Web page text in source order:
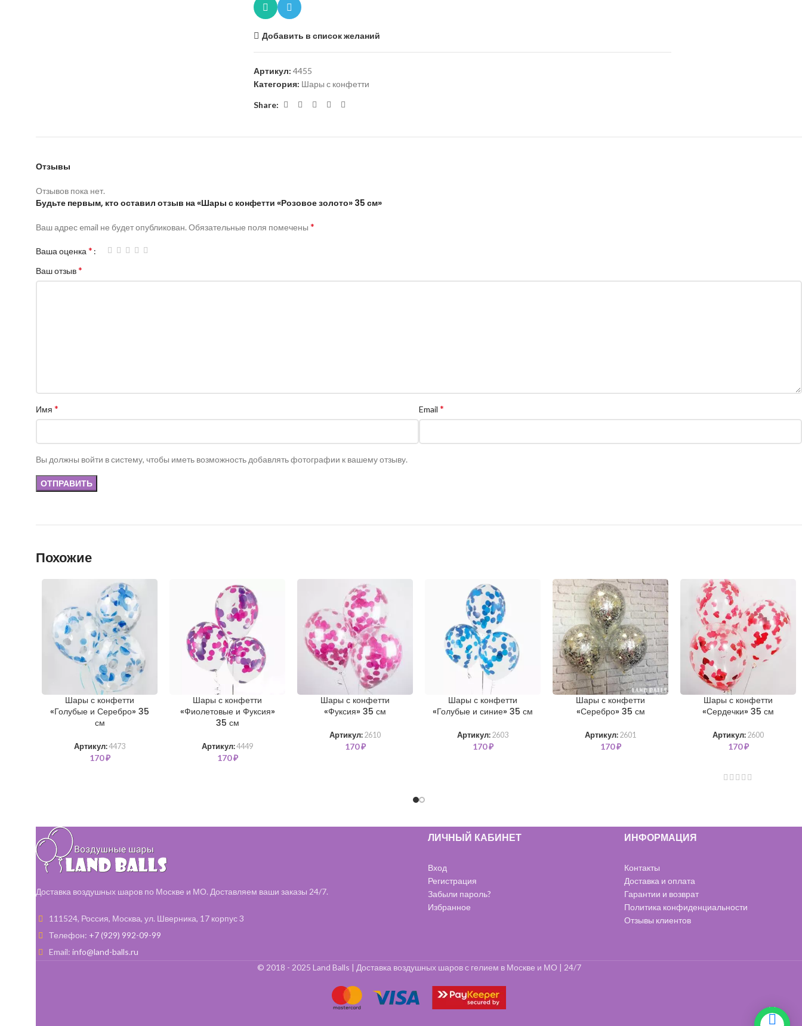
Добавить в список желаний
Артикул: 4455
Категория: Шары с конфетти
Share:
Отзывы
Отзывов пока нет.
Будьте первым, кто оставил отзыв на «Шары с конфетти «Розовое золото» 35 см»
Ваш адрес email не будет опубликован. Обязательные поля помечены *
Ваша оценка *
Ваш отзыв*
Имя * Email *
Вы должны войти в систему, чтобы иметь возможность добавлять фотографии к вашему отзыву.
Похожие
Шары с конфетти
«Голубые и Серебро» 35
см
Артикул:4473
170₽
Шары с конфетти
«Фиолетовые и Фуксия»
35 см
Артикул:4449
170₽
Шары с конфетти
«Фуксия» 35 см
Артикул: 2610
170₽
Шары с конфетти
«Голубые и синие» 35 см
Артикул: 2603
170₽
Шары с конфетти
«Серебро» 35 см
Артикул: 2601
170₽
Шары с конфетти
«Сердечки» 35 см
Артикул: 2600
170₽
Доставка воздушных шаров по Москве и МО. Доставляем ваши заказы 24/7.
111524, Россия, Москва, ул. Шверника, 17 корпус 3
Телефон: +7 (929) 992-09-99
Email: info@land-balls.ru
ЛИЧНЫЙ КАБИНЕТ
Вход
Регистрация
Забыли пароль?
Избранное
ИНФОРМАЦИЯ
Контакты
Доставка и оплата
Гарантии и возврат
Политика конфиденциальности
Отзывы клиентов
© 2018 - 2025 Land Balls | Доставка воздушных шаров с гелием в Москве и МО | 24/7